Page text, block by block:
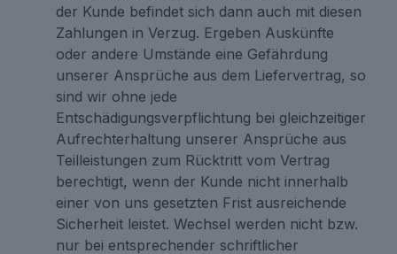
der Kunde befindet sich dann auch mit diesen
Zahlungen in Verzug. Ergeben Auskünfte
oder andere Umstände eine Gefährdung
unserer Ansprüche aus dem Liefervertrag, so
sind wir ohne jede
Entschädigungsverpflichtung bei gleichzeitiger
Aufrechterhaltung unserer Ansprüche aus
Teilleistungen zum Rücktritt vom Vertrag
berechtigt, wenn der Kunde nicht innerhalb
einer von uns gesetzten Frist ausreichende
Sicherheit leistet. Wechsel werden nicht bzw.
nur bei entsprechender schriftlicher